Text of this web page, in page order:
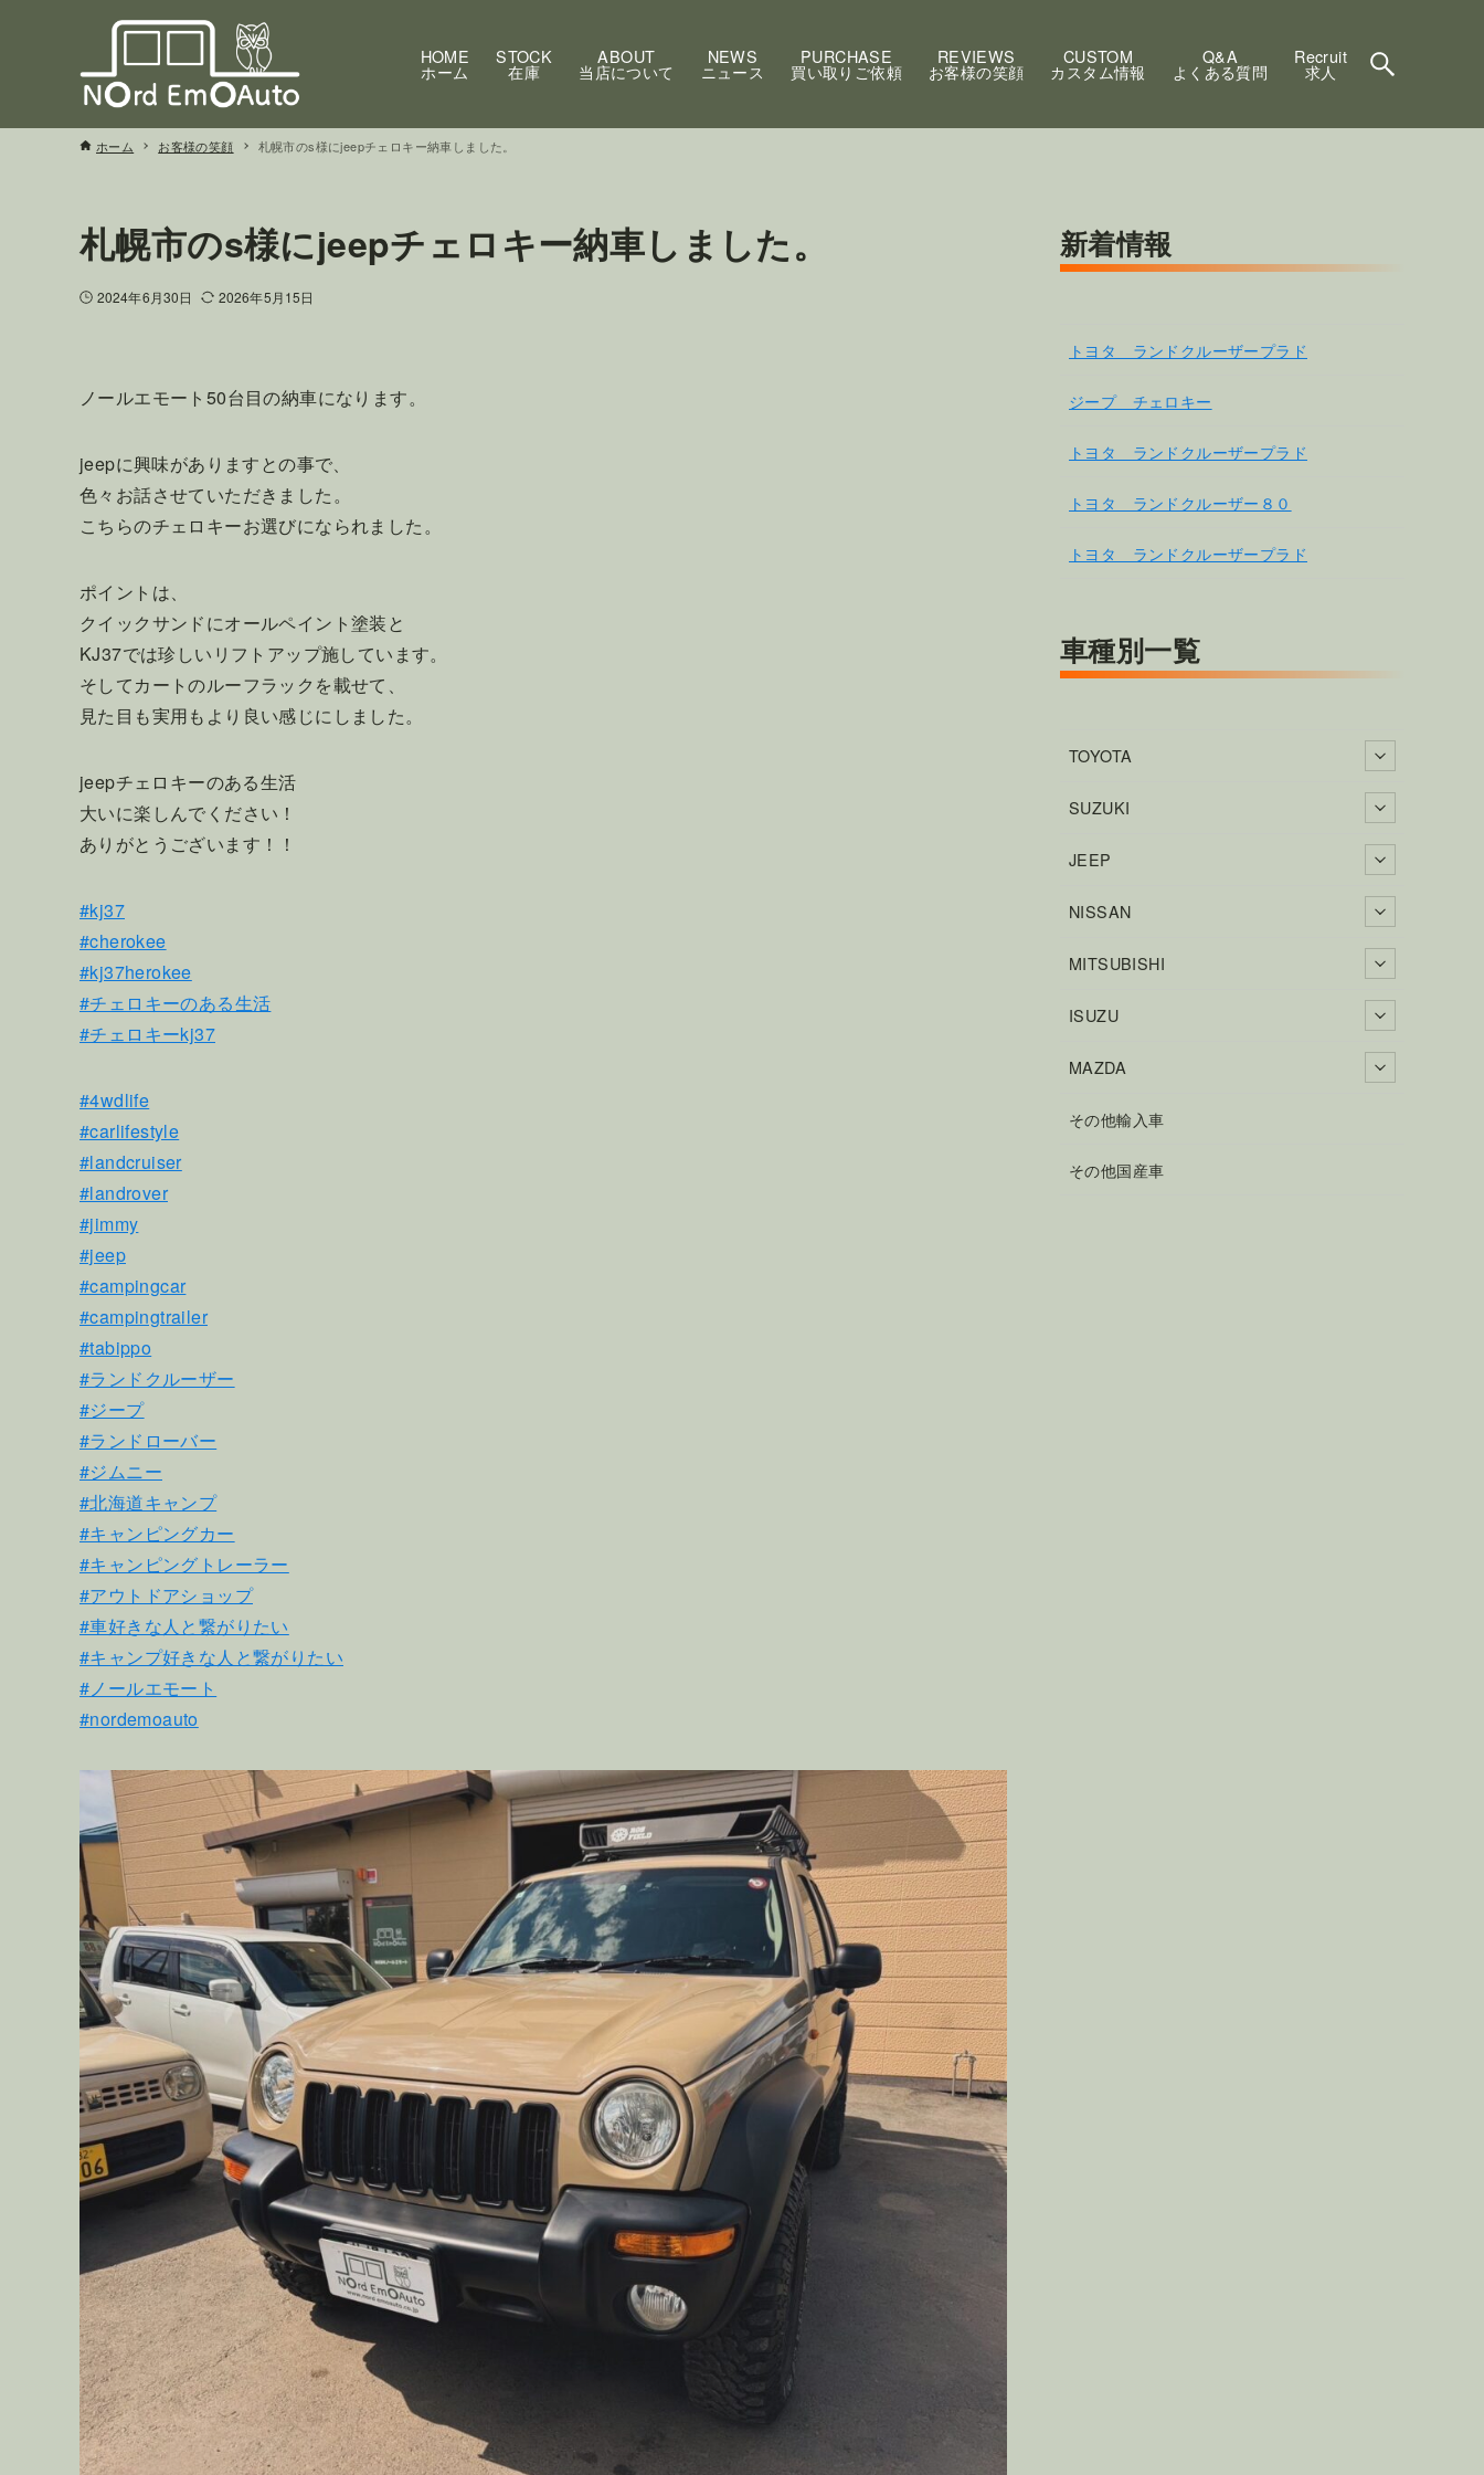
HOME
ホーム
STOCK
在庫
ABOUT
当店について
NEWS
ニュース
PURCHASE
買い取りご依頼
REVIEWS
お客様の笑顔
CUSTOM
カスタム情報
Q&A
よくある質問
Recruit
求人
ホーム お客様の笑顔 札幌市のs様にjeepチェロキー納車しました。
札幌市のs様にjeepチェロキー納車しました。
2024年6月30日 2026年5月15日
ノールエモート50台目の納車になります。
jeepに興味がありますとの事で、
色々お話させていただきました。
こちらのチェロキーお選びになられました。
ポイントは、
クイックサンドにオールペイント塗装と
KJ37では珍しいリフトアップ施しています。
そしてカートのルーフラックを載せて、
見た目も実用もより良い感じにしました。
jeepチェロキーのある生活
大いに楽しんでください！
ありがとうございます！！
#kj37
#cherokee
#kj37herokee
#チェロキーのある生活
#チェロキーkj37
#4wdlife
#carlifestyle
#landcruiser
#landrover
#jimmy
#jeep
#campingcar
#campingtrailer
#tabippo
#ランドクルーザー
#ジープ
#ランドローバー
#ジムニー
#北海道キャンプ
#キャンピングカー
#キャンピングトレーラー
#アウトドアショップ
#車好きな人と繋がりたい
#キャンプ好きな人と繋がりたい
#ノールエモート
#nordemoauto
新着情報
トヨタ ランドクルーザープラド
ジープ チェロキー
トヨタ ランドクルーザープラド
トヨタ ランドクルーザー８０
トヨタ ランドクルーザープラド
車種別一覧
TOYOTA
SUZUKI
JEEP
NISSAN
MITSUBISHI
ISUZU
MAZDA
その他輸入車
その他国産車